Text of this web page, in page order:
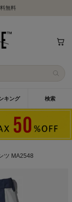
無料
キング 検索
ツ MA2548